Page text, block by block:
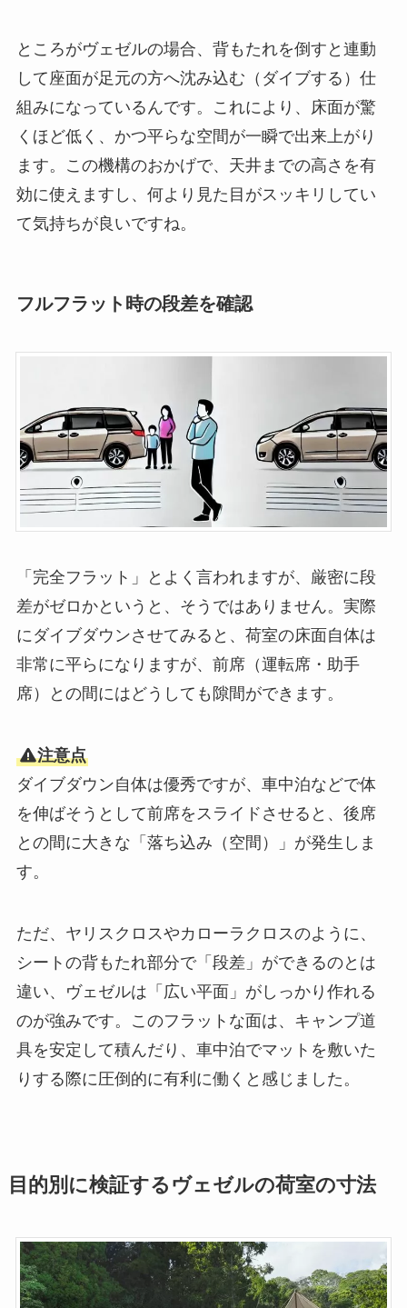
ところがヴェゼルの場合、背もたれを倒すと連動
して座面が足元の方へ沈み込む（ダイブする）仕
組みになっているんです。これにより、床面が驚
くほど低く、かつ平らな空間が一瞬で出来上がり
ます。この機構のおかげで、天井までの高さを有
効に使えますし、何より見た目がスッキリしてい
て気持ちが良いですね。
フルフラット時の段差を確認
「完全フラット」とよく言われますが、厳密に段
差がゼロかというと、そうではありません。実際
にダイブダウンさせてみると、荷室の床面自体は
非常に平らになりますが、前席（運転席・助手
席）との間にはどうしても隙間ができます。
注意点
ダイブダウン自体は優秀ですが、車中泊などで体
を伸ばそうとして前席をスライドさせると、後席
との間に大きな「落ち込み（空間）」が発生しま
す。
ただ、ヤリスクロスやカローラクロスのように、
シートの背もたれ部分で「段差」ができるのとは
違い、ヴェゼルは「広い平面」がしっかり作れる
のが強みです。このフラットな面は、キャンプ道
具を安定して積んだり、車中泊でマットを敷いた
りする際に圧倒的に有利に働くと感じました。
目的別に検証するヴェゼルの荷室の寸法